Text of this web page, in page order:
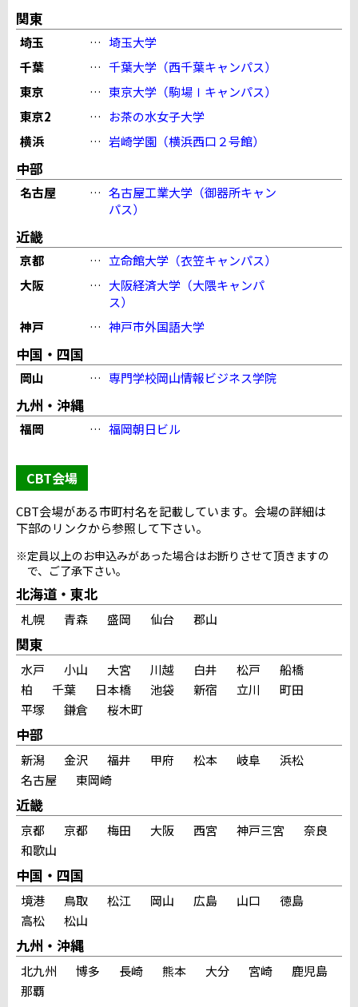
関東
埼玉 … 埼玉大学
千葉
… 千葉大学（西千葉キャンパス）
東京
… 東京大学（駒場Ⅰキャンパス）
東京2
…
お茶の水女子大学
横浜
… 岩崎学園（横浜西口２号館）
中部
名古屋 … 名古屋工業大学（御器所キャン
パス）
近畿
京都 … 立命館大学（衣笠キャンパス）
大阪
… 大阪経済大学（大隈キャンパ
ス）
神戸
… 神戸市外国語大学
中国・四国
岡山 … 専門学校岡山情報ビジネス学院
九州・沖縄
福岡 … 福岡朝日ビル
CBT会場
CBT会場がある市町村名を記載しています。会場の詳細は
下部のリンクから参照して下さい。
※定員以上のお申込みがあった場合はお断りさせて頂きますの
で、ご了承下さい。
北海道・東北
札幌 青森 盛岡 仙台 郡山
関東
水戸 小山 大宮 川越 白井 松戸
船橋
柏
千葉 日本橋 池袋 新宿 立川
町田
平塚
鎌倉 桜木町
中部
新潟 金沢 福井 甲府 松本 岐阜
浜松
名古屋
東岡崎
近畿
京都 京都 梅田 大阪 西宮 神戸三宮
奈良
和歌山
中国・四国
境港 鳥取 松江 岡山 広島 山口
徳島
高松
松山
九州・沖縄
北九州 博多 長崎 熊本 大分 宮崎
鹿児島
那覇